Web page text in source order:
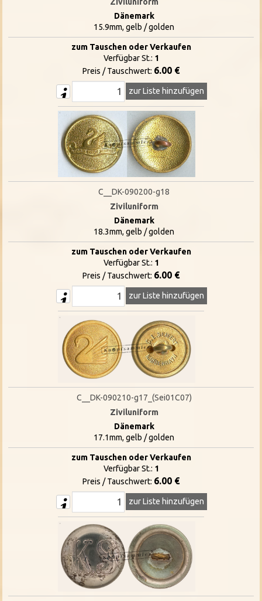
Ziviluniform
Dänemark
15.9mm, gelb / golden
zum Tauschen oder Verkaufen
Verfügbar St.: 1
Preis / Tauschwert: 6.00 €
zur Liste hinzufügen
C__DK-090200-g18
Ziviluniform
Dänemark
18.3mm, gelb / golden
zum Tauschen oder Verkaufen
Verfügbar St.: 1
Preis / Tauschwert: 6.00 €
zur Liste hinzufügen
C__DK-090210-g17_(Sei01C07)
Ziviluniform
Dänemark
17.1mm, gelb / golden
zum Tauschen oder Verkaufen
Verfügbar St.: 1
Preis / Tauschwert: 6.00 €
zur Liste hinzufügen